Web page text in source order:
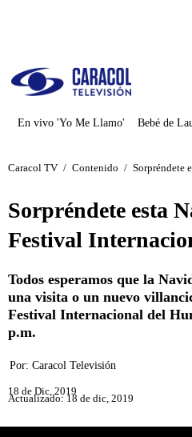
En vivo 'Yo Me Llamo' Bebé de
Caracol TV / Contenido / Sorpréndete
Sorpréndete esta
Festival
Todos esperamos que la
una visita o un nuevo
Festival Internacional del
p.m.
Por: Caracol Televisión
18 de Dic, 2019
Actualizado: 18 de dic, 2019